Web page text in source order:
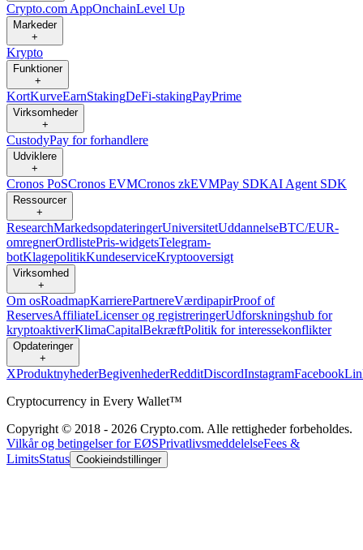
Crypto.com AppOnchainLevel Up
Markeder
+
Krypto
Funktioner
+
KortKurveEarnStakingDeFi-stakingPayPrime
Virksomheder
+
CustodyPay for forhandlere
Udviklere
+
Cronos PoSCronos EVMCronos zkEVMPay SDKAI Agent SDK
Ressourcer
+
ResearchMarkedsopdateringerUniversitetUddannelseBTC/EUR-
omregnerOrdlistePris-widgetsTelegram-
botKlagepolitikKundeserviceKryptooversigt
Virksomhed
+
Om osRoadmapKarrierePartnereVærdipapirProof of
ReservesAffiliateLicenser og registreringerUdforskningshub for
kryptoaktiverKlimaCapitalBekræftPolitik for interessekonflikter
Opdateringer
+
XProduktnyhederBegivenhederRedditDiscordInstagramFacebook
Cryptocurrency in Every Wallet™
Copyright © 2018 - 2026 Crypto.com. Alle rettigheder forbeholdes.
Vilkår og betingelser for EØSPrivatlivsmeddelelseFees &
LimitsStatus Cookieindstillinger